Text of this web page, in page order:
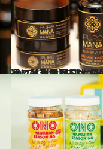
2017.11.13
ハワイに住む日本人が友達に熱烈推薦 「女子的」ハワイ土産BEST12！
旅＆お出かけ